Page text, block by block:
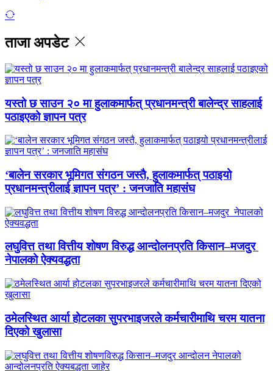
ताजा अपडेट
यस्तो छ साउन २० मा हुलाकमार्फत् प्रधानमन्त्री बालेन्द्र साहलाई
पठाइएको ज्ञापन पत्र
‘बालेन सरकार भूमिगत संगठन जस्तै, हुलाकमार्फत् पठाइयो
प्रधानमन्त्रीलाई ज्ञापन पत्र’ : जनजाति महासंघ
लघुवित्त तथा वित्तीय शोषण विरुद्ध आन्दोलनप्रति किसान–मजदुर
नेपालको ऐक्यवद्धता
ठमेलस्थित आर्या होटलका सुपरभाइजरले कर्मचारीमाथि चरम यातना
दिएको खुलासा